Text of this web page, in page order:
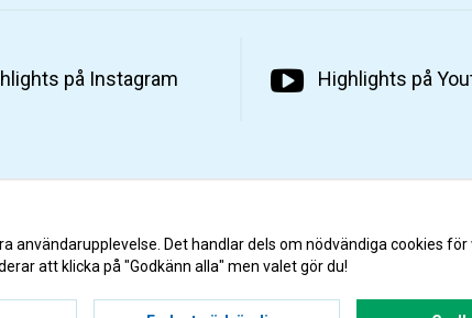
på Instagram Highlights på
användarupplevelse. Det handlar dels om nödvändiga cookies
att klicka på "Godkänn alla" men valet gör du!